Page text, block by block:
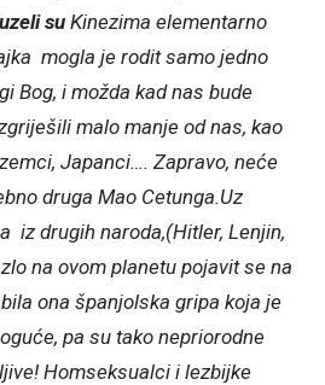
suKinezima elementarno
mogla je rodit samo jedno
Bog, i možda kad nas bude
malo manje od nas, kao
Japanci…. Zapravo, neće
druga Mao Cetunga.Uz
iz drugih naroda,(Hitler, Lenjin,
na ovom planetu pojavit se na
ona španjolska gripa koja je
pa su tako nepriorodne
Homseksualci i lezbijke